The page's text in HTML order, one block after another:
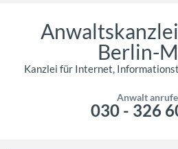
Berlin-
Kanzlei für Internet,
Anwalt
030 - 326